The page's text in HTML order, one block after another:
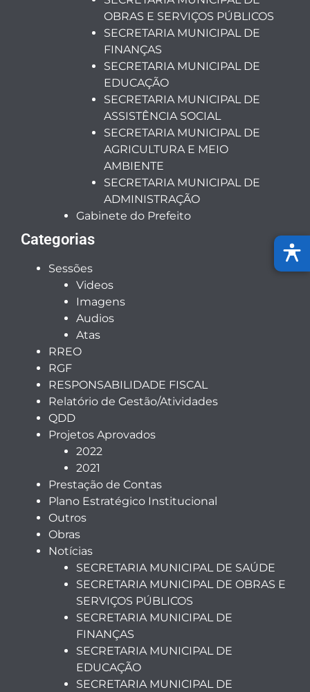
OBRAS E SERVIÇOS PÚBLICOS
SECRETARIA MUNICIPAL DE
FINANÇAS
SECRETARIA MUNICIPAL DE
EDUCAÇÃO
SECRETARIA MUNICIPAL DE
ASSISTÊNCIA SOCIAL
SECRETARIA MUNICIPAL DE
AGRICULTURA E MEIO
AMBIENTE
SECRETARIA MUNICIPAL DE
ADMINISTRAÇÃO
Gabinete do Prefeito
Categorias
Sessões
Videos
Imagens
Audios
Atas
RREO
RGF
RESPONSABILIDADE FISCAL
Relatório de Gestão/Atividades
QDD
Projetos Aprovados
2022
2021
Prestação de Contas
Plano Estratégico Institucional
Outros
Obras
Notícias
SECRETARIA MUNICIPAL DE SAÚDE
SECRETARIA MUNICIPAL DE OBRAS E
SERVIÇOS PÚBLICOS
SECRETARIA MUNICIPAL DE
FINANÇAS
SECRETARIA MUNICIPAL DE
EDUCAÇÃO
SECRETARIA MUNICIPAL DE